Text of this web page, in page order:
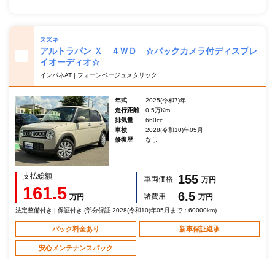
スズキ
アルトラパン Ｘ ４ＷＤ ☆バックカメラ付ディスプレ
イオーディオ☆
インパネAT | フォーンベージュメタリック
年式
2025(令和7)年
走行距離
0.5万Km
排気量
660cc
車検
2028(令和10)年05月
修復歴
なし
支払総額
161.5 万円
車両価格 155 万円
諸費用
6.5 万円
法定整備付き | 保証付き (部分保証 2028(令和10)年05月まで：60000km)
パック料金あり 新車保証継承
安心メンテナンスパック